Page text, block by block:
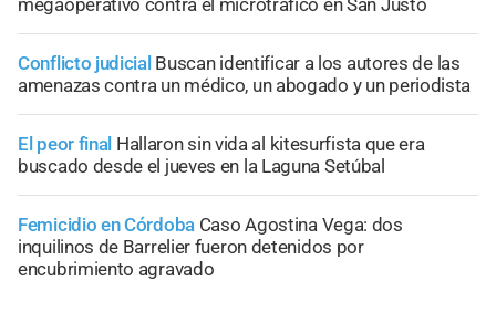
megaoperativo contra el microtráfico en San Justo
Conflicto judicial Buscan identificar a los autores de las
amenazas contra un médico, un abogado y un periodista
El peor final Hallaron sin vida al kitesurfista que era
buscado desde el jueves en la Laguna Setúbal
Femicidio en Córdoba Caso Agostina Vega: dos
inquilinos de Barrelier fueron detenidos por
encubrimiento agravado